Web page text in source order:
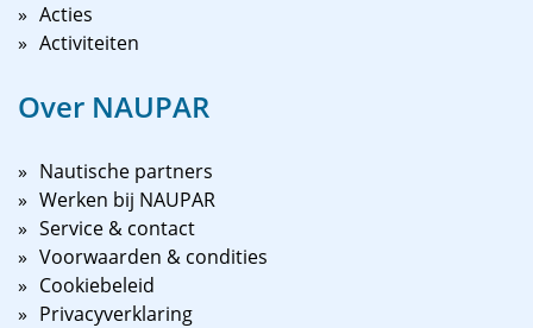
Acties
Activiteiten
Over NAUPAR
Nautische partners
Werken bij NAUPAR
Service & contact
Voorwaarden & condities
Cookiebeleid
Privacyverklaring